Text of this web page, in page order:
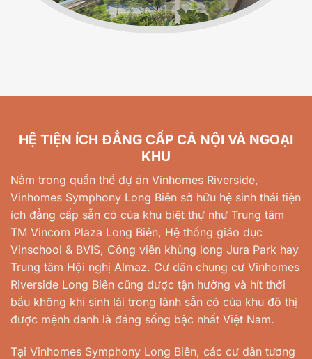
HỆ TIỆN ÍCH ĐẲNG CẤP CẢ NỘI VÀ NGOẠI
KHU
Nằm trong quần thể dự án Vinhomes Riverside,
Vinhomes Symphony Long Biên sở hữu hệ sinh thái tiện
ích đẳng cấp sẵn có của khu biệt thự như Trung tâm
TM Vincom Plaza Long Biên, Hệ thống giáo dục
Vinschool & BVIS, Công viên khủng long Jura Park hay
Trung tâm Hội nghị Almaz. Cư dân chung cư Vinhomes
Riverside Long Biên cũng được tận hưởng và hít thởi
bầu không khí sinh lái trong lành sẵn có của khu đô thị
được mệnh danh là đáng sống bậc nhất Việt Nam.
Tại Vinhomes Symphony Long Biên, các cư dân tương